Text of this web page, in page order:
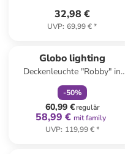
32,98 €
UVP: 69,99 €*
Globo lighting
Deckenleuchte "Robby" in
Schwarz/ Grau - (B)70 x (H)17
x (T)35 cm
-50%
60,99 €regulär
58,99 € mit family
UVP: 119,99 €*